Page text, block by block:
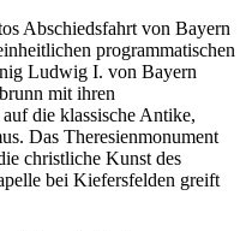
Abschiedsfahrt von Bayern
programmatischen
Ludwig I. von Bayern
mit ihren
die klassische Antike,
Das Theresienmonument
christliche Kunst des
bei Kiefersfelden greift